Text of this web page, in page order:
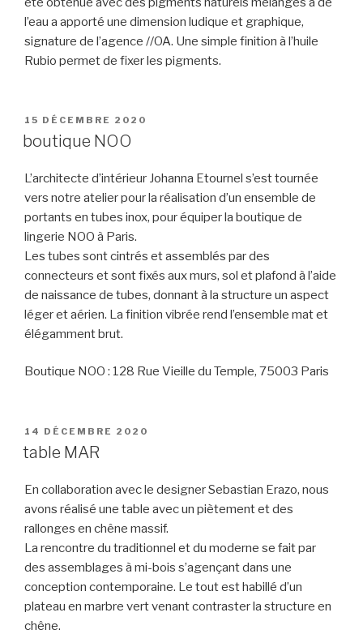
l’eau a apporté une dimension ludique et graphique,
signature de l’agence //OA. Une simple finition à l’huile
Rubio permet de fixer les pigments.
PUBLIÉ
LE
15 DÉCEMBRE 2020
boutique NOO
L’architecte d’intérieur Johanna Etournel s’est tournée
vers notre atelier pour la réalisation d’un ensemble de
portants en tubes inox, pour équiper la boutique de
lingerie NOO à Paris.
Les tubes sont cintrés et assemblés par des
connecteurs et sont fixés aux murs, sol et plafond à l’aide
de naissance de tubes, donnant à la structure un aspect
léger et aérien. La finition vibrée rend l’ensemble mat et
élégamment brut.
Boutique NOO : 128 Rue Vieille du Temple, 75003 Paris
PUBLIÉ
LE
14 DÉCEMBRE 2020
table MAR
En collaboration avec le designer Sebastian Erazo, nous
avons réalisé une table avec un piètement et des
rallonges en chêne massif.
La rencontre du traditionnel et du moderne se fait par
des assemblages à mi-bois s’agençant dans une
conception contemporaine. Le tout est habillé d’un
plateau en marbre vert venant contraster la structure en
chêne.